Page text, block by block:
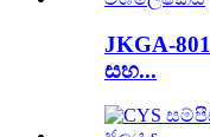
JKGA-
සහ...